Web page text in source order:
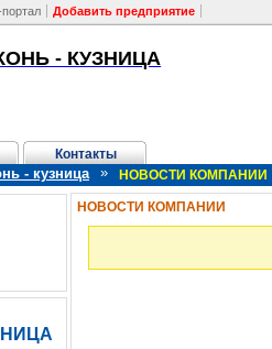
Добавить предприятие
- КУЗНИЦА
Контакты
- кузница » НОВОСТИ КОМПАНИИ
НОВОСТИ КОМПАНИИ